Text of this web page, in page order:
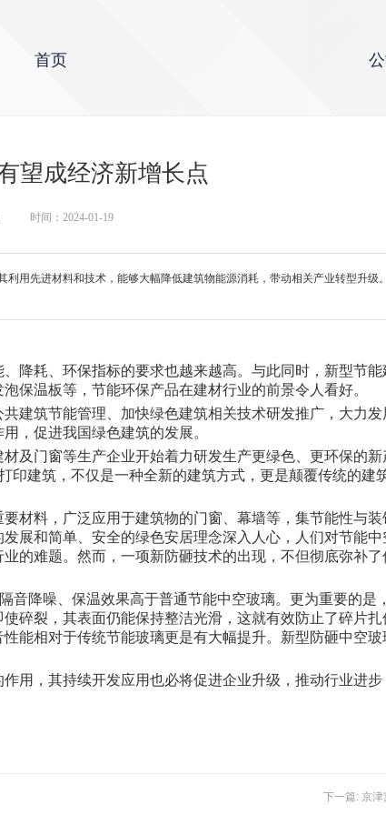
首页
望成经济新增长点
时间：2024-01-19
用先进材料和技术，能够大幅降低建筑物能源消耗，带动相关产业转型升级
降耗、环保指标的要求也越来越高。与此同时，新型节
保温板等，节能环保产品在建材行业的前景令人看好。
筑节能管理、加快绿色建筑相关技术研发推广，大力发
，促进我国绿色建筑的发展。
门窗等生产企业开始着力研发生产更绿色、更环保的新
建筑，不仅是一种全新的建筑方式，更是颠覆传统的建
料，广泛应用于建筑物的门窗、幕墙等，集节能性与装
展和简单、安全的绿色安居理念深入人心，人们对节能
的难题。然而，一项新防砸技术的出现，不但彻底弥补
降噪、保温效果高于普通节能中空玻璃。更为重要的是
碎裂，其表面仍能保持整洁光滑，这就有效防止了碎片扎
能相对于传统节能玻璃更是有大幅提升。新型防砸中空
，其持续开发应用也必将促进企业升级，推动行业进步
下一篇: 京